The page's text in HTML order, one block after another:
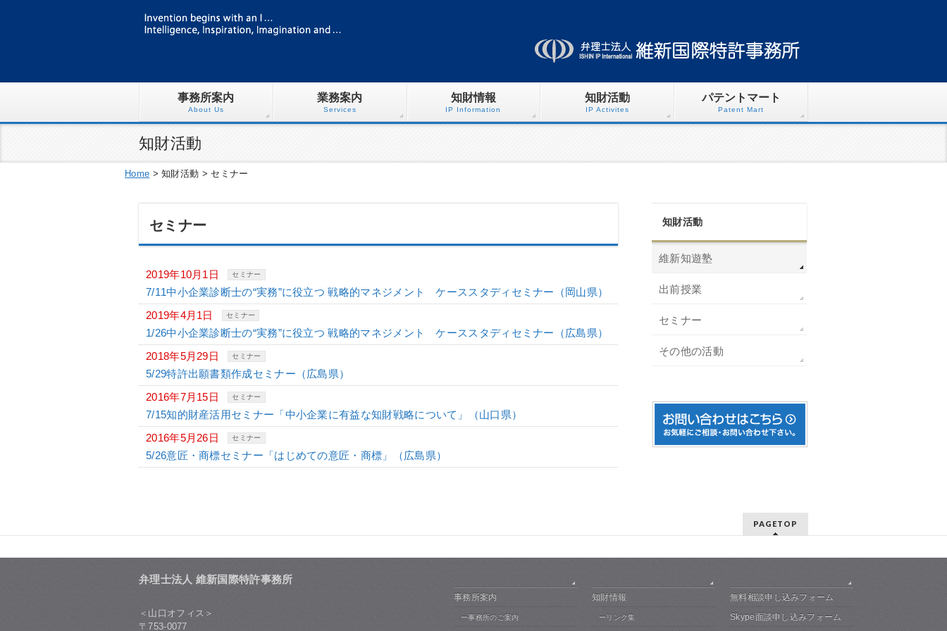
事務所案内
About Us
業務案内
Services
知財情報
IP Information
知財活動
IP Activites
パテントマート
Patent Mart
知財活動
Home >知財活動 > セミナー
セミナー
2019年10月1日 セミナー
7/11中小企業診断士の“実務”に役立つ 戦略的マネジメント ケーススタディセミナー（岡山県）
2019年4月1日
セミナー
1/26中小企業診断士の“実務”に役立つ 戦略的マネジメント ケーススタディセミナー（広島県）
2018年5月29日
セミナー
5/29特許出願書類作成セミナー（広島県）
2016年7月15日
セミナー
7/15知的財産活用セミナー「中小企業に有益な知財戦略について」（山口県）
2016年5月26日
セミナー
5/26意匠・商標セミナー「はじめての意匠・商標」（広島県）
知財活動
維新知遊塾
出前授業
セミナー
その他の活動
PAGETOP
弁理士法人 維新国際特許事務所
＜山口オフィス＞
〒753-0077
事務所案内
ー事務所のご案内
知財情報
ーリンク集
無料相談申し込みフォーム
Skype面談申し込みフォーム